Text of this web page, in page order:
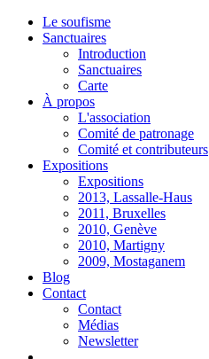
Le soufisme
Sanctuaires
Introduction
Sanctuaires
Carte
À propos
L'association
Comité de patronage
Comité et contributeurs
Expositions
Expositions
2013, Lassalle-Haus
2011, Bruxelles
2010, Genève
2010, Martigny
2009, Mostaganem
Blog
Contact
Contact
Médias
Newsletter